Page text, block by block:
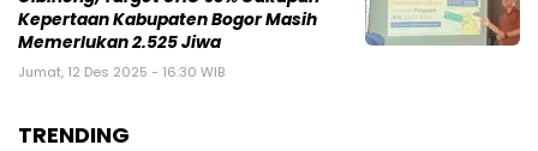
Kepertaan Kabupaten Bogor Masih
Memerlukan 2.525 Jiwa
Jumat, 12 Des 2025 - 16:30 WIB
TRENDING